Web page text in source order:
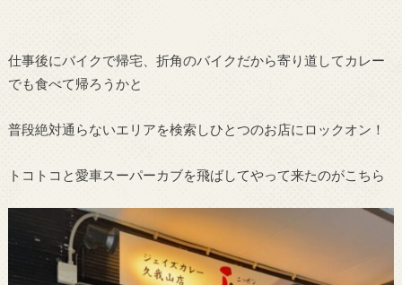
仕事後にバイクで帰宅、折角のバイクだから寄り道してカレー
でも食べて帰ろうかと
普段絶対通らないエリアを検索しひとつのお店にロックオン！
トコトコと愛車スーパーカブを飛ばしてやって来たのがこちら